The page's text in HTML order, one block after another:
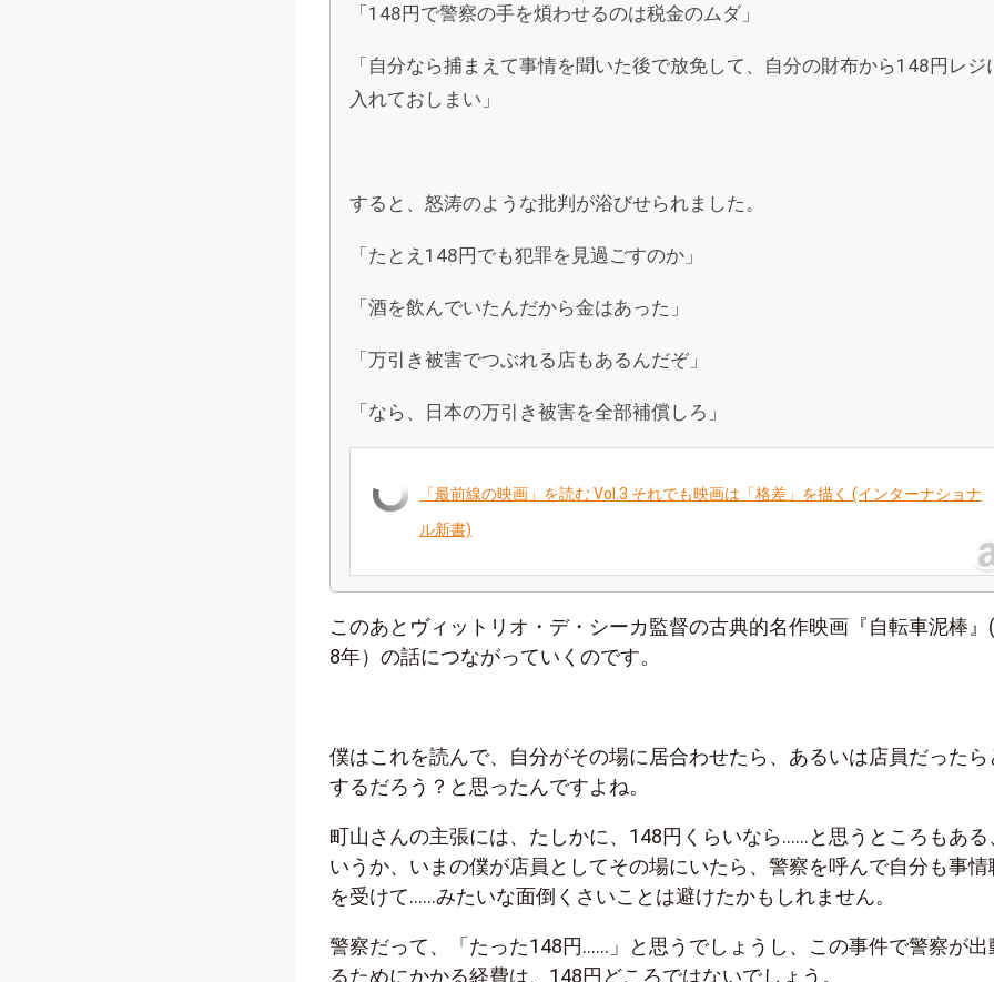
「148円で警察の手を煩わせるのは税金のムダ」
「自分なら捕まえて事情を聞いた後で放免して、自分の財布から148円レジ
入れておしまい」
すると、怒涛のような批判が浴びせられました。
「たとえ148円でも犯罪を見過ごすのか」
「酒を飲んでいたんだから金はあった」
「万引き被害でつぶれる店もあるんだぞ」
「なら、日本の万引き被害を全部補償しろ」
「最前線の映画」を読む Vol.3 それでも映画は「格差」を描く (インターナショナ
ル新書)
このあとヴィットリオ・デ・シーカ監督の古典的名作映画『自転車泥棒』
8年）の話につながっていくのです。
僕はこれを読んで、自分がその場に居合わせたら、あるいは店員だったら
するだろう？と思ったんですよね。
町山さんの主張には、たしかに、148円くらいなら……と思うところもある
いうか、いまの僕が店員としてその場にいたら、警察を呼んで自分も事情
を受けて……みたいな面倒くさいことは避けたかもしれません。
警察だって、「たった148円……」と思うでしょうし、この事件で警察が出
るためにかかる経費は、148円どころではないでしょう。